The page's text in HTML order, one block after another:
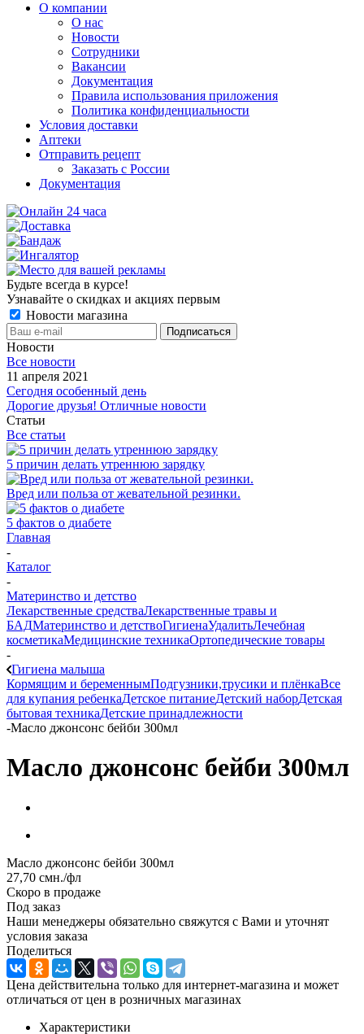
О компании
О нас
Новости
Сотрудники
Вакансии
Документация
Правила использования приложения
Политика конфиденциальности
Условия доставки
Аптеки
Отправить рецепт
Заказать с России
Документация
Будьте всегда в курсе!
Узнавайте о скидках и акциях первым
Новости магазина
Новости
Все новости
11 апреля 2021
Сегодня особенный день
Дорогие друзья! Отличные новости
Статьи
Все статьи
5 причин делать утреннюю зарядку
Вред или польза от жевательной резинки.
5 фактов о диабете
Главная
-
Каталог
-
Материнство и детство
Лекарственные средстваЛекарственные травы и
БАДМатеринство и детствоГигиенаУдалитьЛечебная
косметикаМедицинские техникаОртопедические товары
-
Гигиена малыша
Кормящим и беременнымПодгузники,трусики и плёнкаВсе
для купания ребенкаДетское питаниеДетский наборДетская
бытовая техникаДетские принадлежности
-Масло джонсонс бейби 300мл
Масло джонсонс бейби 300мл
Масло джонсонс бейби 300мл
27,70 смн./фл
Скоро в продаже
Под заказ
Наши менеджеры обязательно свяжутся с Вами и уточнят
условия заказа
Поделиться
Цена действительна только для интернет-магазина и может
отличаться от цен в розничных магазинах
Характеристики